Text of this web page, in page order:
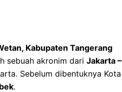
Kabupaten Tangerang
sebuah akronim dari Jakarta –
Sebelum dibentuknya Kota
.